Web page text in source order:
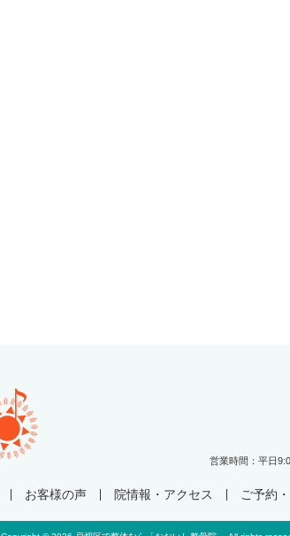
営業時間：平日
お客様の声 院情報・アクセス ご予約